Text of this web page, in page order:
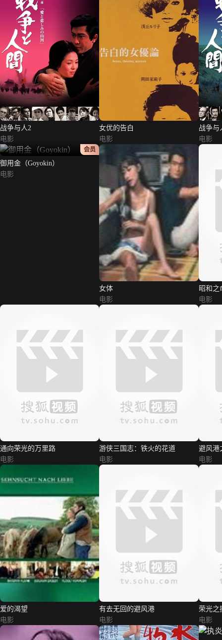
战争与人2
电影
女优的告白
电影
战争与
电影
正片
会员
御用金（Goyokin）
电影
女体
电影
昭和之
电影
通向荣光的万里路
电影
游侠三国志：铁火的花道
电影
避风港
电影
爱的渴望
电影
有去无回的避风港
电影
荣光之
电影